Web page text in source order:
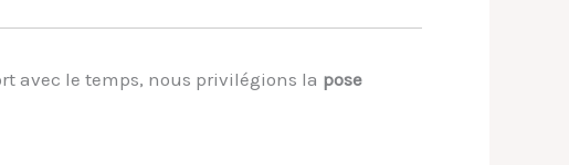
avec le temps, nous privilégions la pose